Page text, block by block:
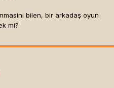
bilen, bir arkadaş oyun
mi?